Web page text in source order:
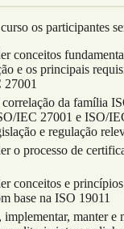
os participantes
conceitos
e os principais
correlação da família
IEC 27001 e ISO/
e regulação
o processo de
conceitos e
base na ISO 19011
implementar, manter e